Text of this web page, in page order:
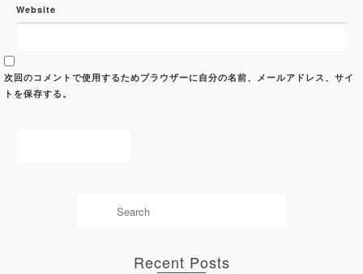
Website
次回のコメントで使用するためブラウザーに自分の名前、メールアドレス、サイ
トを保存する。
Recent Posts